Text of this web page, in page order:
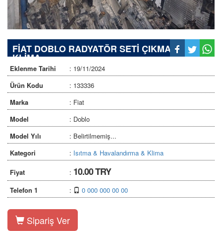
FİAT DOBLO RADYATÖR SETİ ÇIKMA SU
KLİMA
Eklenme Tarihi
: 19/11/2024
Ürün Kodu
: 133336
Marka
: Fiat
Model
: Doblo
Model Yılı
: Belirtilmemiş...
Kategori
: Isıtma & Havalandırma & Klima
Fiyat : 10.00 TRY
Telefon 1 : 0 000 000 00 00
Sipariş Ver